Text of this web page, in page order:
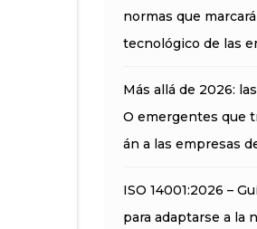
normas que
tecnológico de las
Más allá de 2026:
O emergentes que
án a las empresas
ISO 14001:2026 –
para adaptarse a la